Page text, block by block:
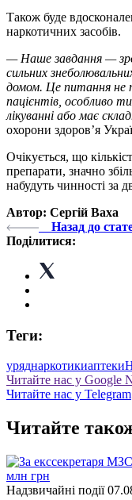
Також буде
наркотичних засобів.
— Наше завдання —
сильних
домом. Це питання не
пацієнтів, особливо
лікуванні або має
охорони здоров’я
Очікується, що
препарати, значно
набудуть чинності за
Автор: Сергій Ваха
Назад до
Поділитися:
Теги:
уряднаркотикиаптеки
Читайте нас у Google
Читайте нас у Telegram
Читайте
Надзвичайні події